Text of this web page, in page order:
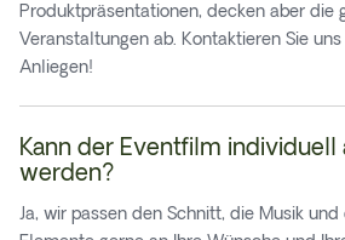
Produktpräsentationen, decken aber die
Veranstaltungen ab. Kontaktieren Sie
Anliegen!
Kann der Eventfilm individuell
werden?
Ja, wir passen den Schnitt, die Musik